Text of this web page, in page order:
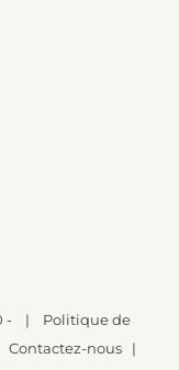
- | Politique de
Contactez-nous |